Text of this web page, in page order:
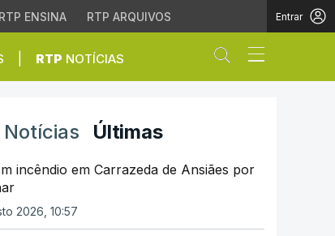
RTP ENSINA RTP ARQUIVOS Entrar
RTP NOTÍCIAS Abrir campo
Notícias Últimas
incêndio em Carrazeda de Ansiães por
2026, 10:57